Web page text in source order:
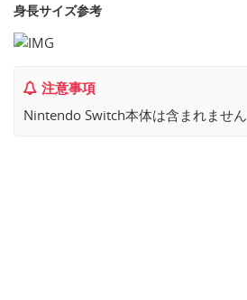
身長サイズ参考
注意事項
Nintendo Switch本体は含まれません